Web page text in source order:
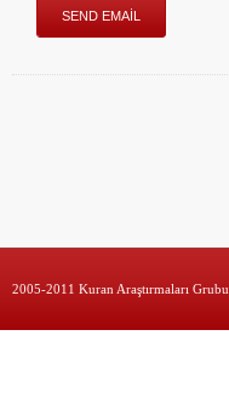
2005-2011 Kuran Araştırmaları Grubu